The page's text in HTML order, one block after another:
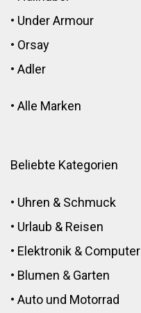
• Under Armour
• Orsay
• Adler
• Alle Marken
Beliebte Kategorien
• Uhren & Schmuck
• Urlaub & Reisen
• Elektronik & Computer
• Blumen & Garten
• Auto und Motorrad